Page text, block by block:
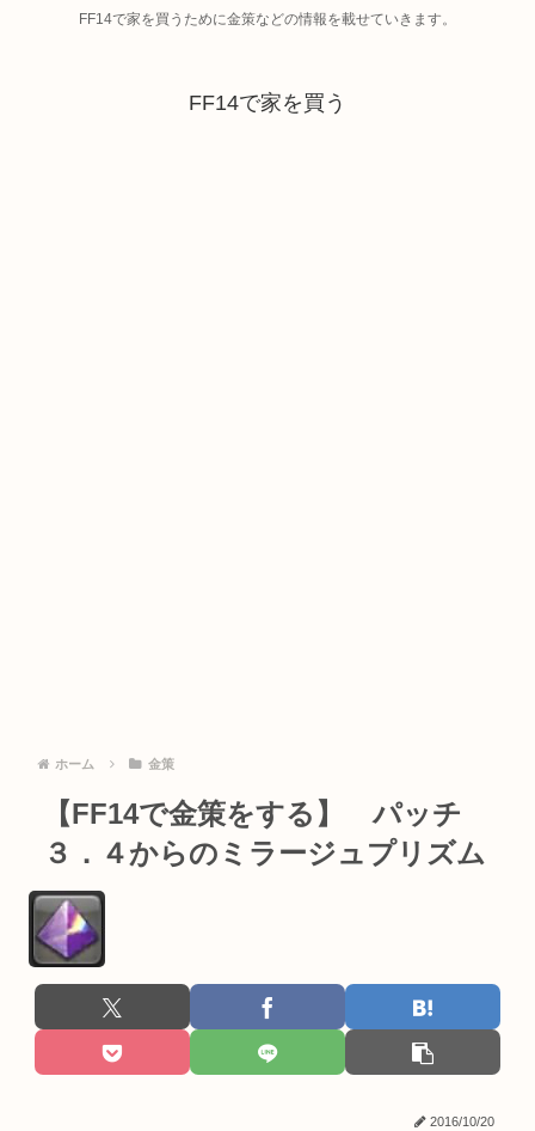
FF14で家を買うために金策などの情報を載せていきます。
FF14で家を買う
ホーム 金策
【FF14で金策をする】 パッチ
３．４からのミラージュプリズム
2016/10/20